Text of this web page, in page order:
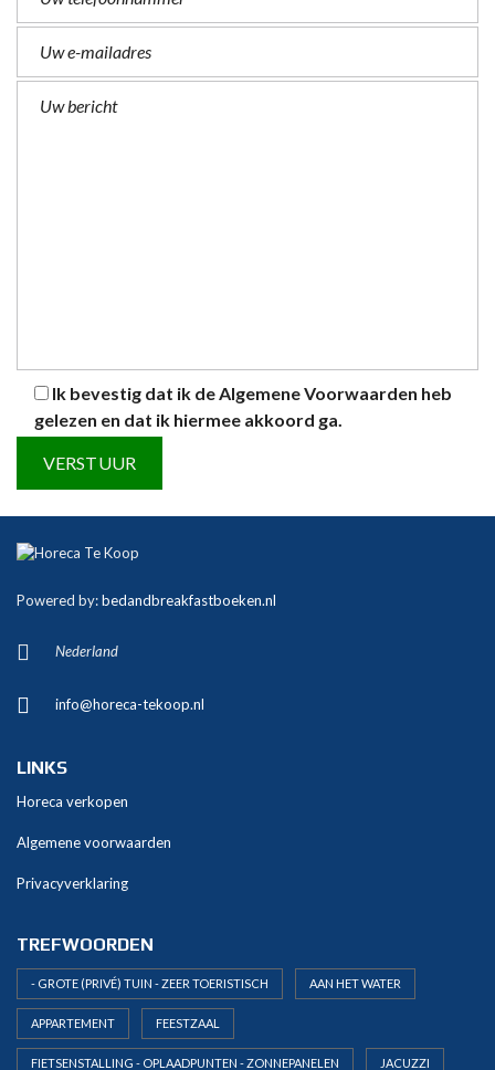
Ik bevestig dat ik deAlgemene Voorwaarden heb
gelezen en dat ik hiermee akkoord ga.
l
e
n
t
v
e
Powered by:bedandbreakfastboeken.nl
Nederland
info@horeca-tekoop.nl
LINKS
Horeca verkopen
Algemene voorwaarden
Privacyverklaring
TREFWOORDEN
- GROTE (PRIVÉ) TUIN - ZEER TOERISTISCH AAN HET WATER
APPARTEMENT FEESTZAAL
FIETSENSTALLING - OPLAADPUNTEN - ZONNEPANELEN JACUZZI